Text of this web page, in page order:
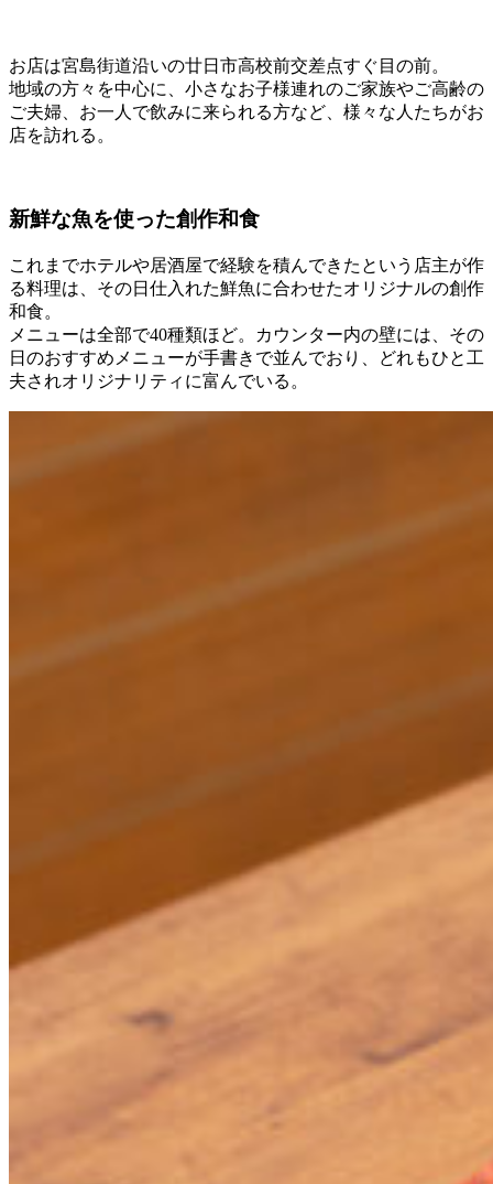
お店は宮島街道沿いの廿日市高校前交差点すぐ目の前。
地域の方々を中心に、小さなお子様連れのご家族やご高齢の
ご夫婦、お一人で飲みに来られる方など、様々な人たちがお
店を訪れる。
新鮮な魚を使った創作和食
これまでホテルや居酒屋で経験を積んできたという店主が作
る料理は、その日仕入れた鮮魚に合わせたオリジナルの創作
和食。
メニューは全部で40種類ほど。カウンター内の壁には、その
日のおすすめメニューが手書きで並んでおり、どれもひと工
夫されオリジナリティに富んでいる。